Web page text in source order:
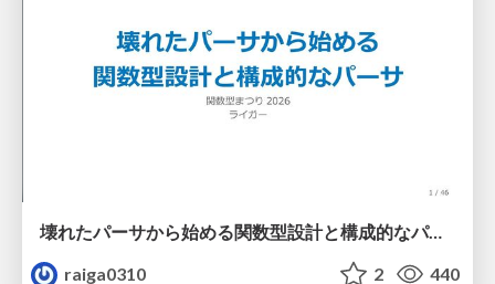
壊れたパーサから始める関数型設計と構成的なパーサ #fp_matsuri
raiga0310
2 440